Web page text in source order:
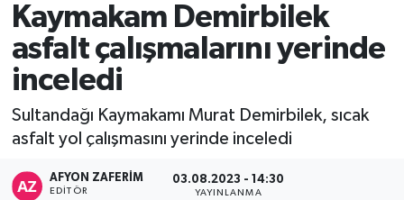
Kaymakam Demirbilek
asfalt çalışmalarını yerinde
inceledi
Sultandağı Kaymakamı Murat Demirbilek, sıcak
asfalt yol çalışmasını yerinde inceledi
AFYON ZAFERİM
EDITÖR
03.08.2023 - 14:30
YAYINLANMA